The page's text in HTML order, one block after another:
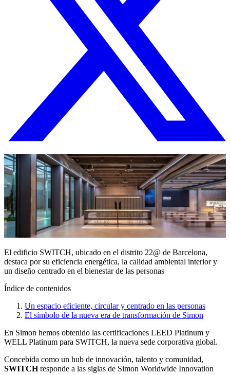
El edificio SWITCH, ubicado en el distrito 22@ de Barcelona,
destaca por su eficiencia energética, la calidad ambiental interior y
un diseño centrado en el bienestar de las personas
Índice de contenidos
Un espacio eficiente, circular y centrado en las personas
El símbolo de la nueva era de transformación de Simon
En Simon hemos obtenido las certificaciones LEED Platinum y
WELL Platinum para SWITCH, la nueva sede corporativa global.
Concebida como un hub de innovación, talento y comunidad,
SWITCHresponde a las siglas de Simon Worldwide Innovation